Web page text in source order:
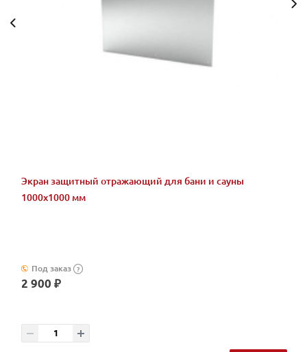
Экран защитный отражающий для бани и сауны
1000х1000 мм
Под заказ ?
2 900 ₽